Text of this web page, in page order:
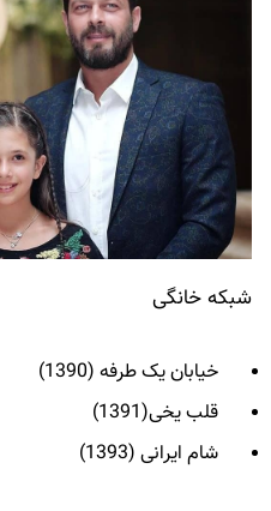
شبکه خانگی
خیابان یک طرفه (1390)
قلب یخی(1391)
شام ایرانی (1393)